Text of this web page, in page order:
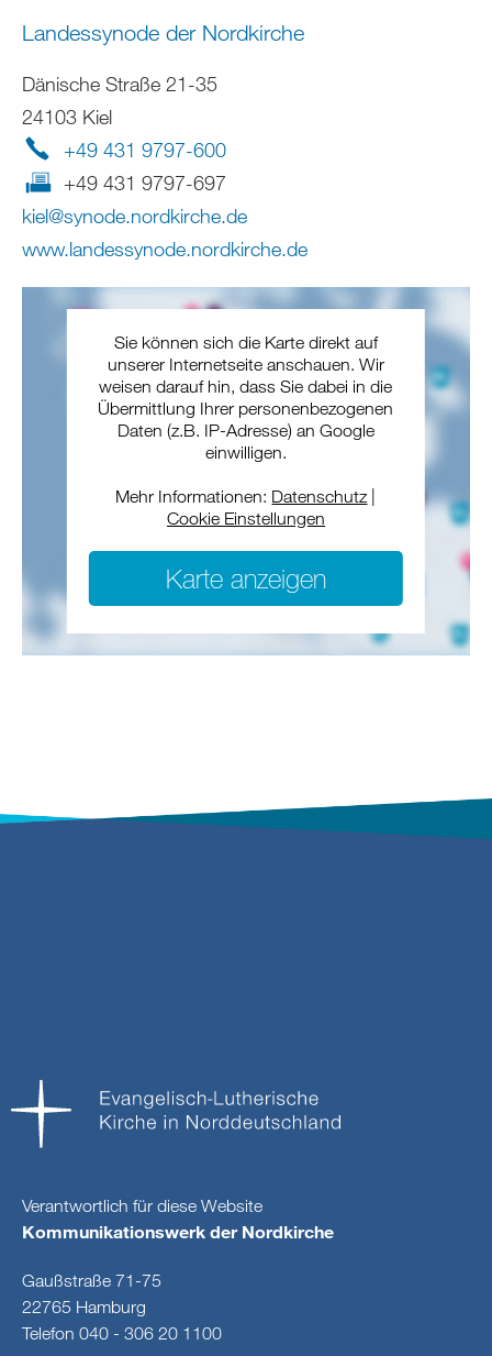
Landessynode der Nordkirche
Dänische Straße 21-35
24103 Kiel
+49 431 9797-600
+49 431 9797-697
kiel@synode.nordkirche.de
www.landessynode.nordkirche.de
Sie können sich die Karte direkt auf
unserer Internetseite anschauen. Wir
weisen darauf hin, dass Sie dabei in die
Übermittlung Ihrer personenbezogenen
Daten (z.B. IP-Adresse) an Google
einwilligen.
Mehr Informationen: Datenschutz
Cookie Einstellungen
Karte anzeigen
Verantwortlich für diese Website
Kommunikationswerk der Nordkirche
Gaußstraße 71-75
22765 Hamburg
Telefon 040 - 306 20 1100